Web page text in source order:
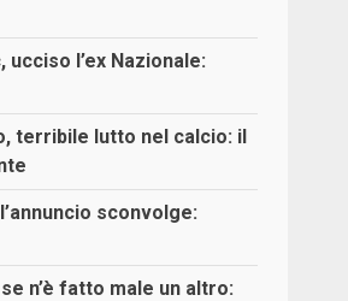
l’ex Nazionale:
terribile lutto nel calcio: il
sconvolge:
n’è fatto male un altro: